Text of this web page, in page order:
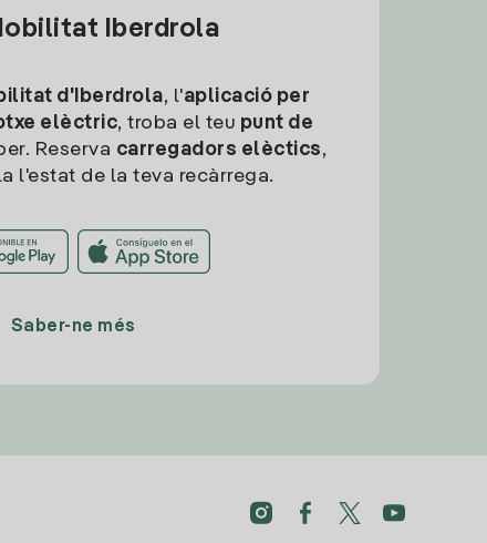
Iberdrola
d'Iberdrola, l'aplicació per
elèctric, troba el teu punt de
Reserva carregadors elèctics,
l'estat de la teva recàrrega.
Saber-ne més